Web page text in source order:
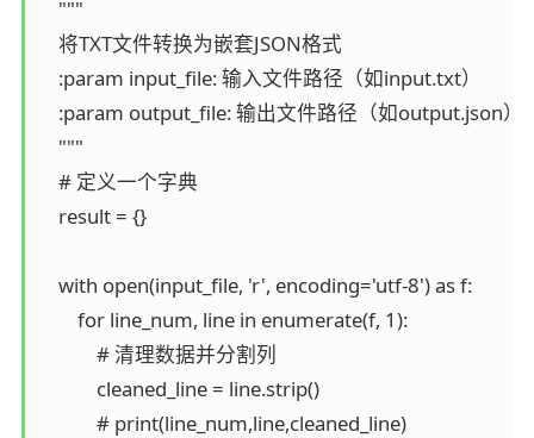
    """
    将TXT文件转换为嵌套JSON格式
    :param input_file: 输入文件路径（如input.txt）
    :param output_file: 输出文件路径（如output.json）
    """
    # 定义一个字典
    result = {}
    with open(input_file, 'r', encoding='utf-8') as f:
        for line_num, line in enumerate(f, 1):
            # 清理数据并分割列
            cleaned_line = line.strip()
            # print(line_num,line,cleaned_line)